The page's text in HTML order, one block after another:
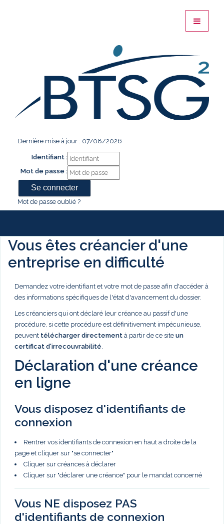
Dernière mise à jour : 07/08/2026
Identifiant :
Mot de passe :
Mot de passe oublié ?
Vous êtes créancier d'une
entreprise en difficulté
Demandez votre identifiant et votre mot de passe afin d'accéder à
des informations spécifiques de l'état d'avancement du dossier.
Les créanciers qui ont déclaré leur créance au passif d'une
procédure, si cette procédure est définitivement impécunieuse,
peuvent télécharger directement à partir de ce site un
certificat d'irrecouvrabilité.
Déclaration d'une créance
en ligne
Vous disposez d'identifiants de
connexion
Rentrer vos identifiants de connexion en haut a droite de la
page et cliquer sur "se connecter"
Cliquer sur créances à déclarer
Cliquer sur "déclarer une créance" pour le mandat concerné
Vous NE disposez PAS
d'identifiants de connexion